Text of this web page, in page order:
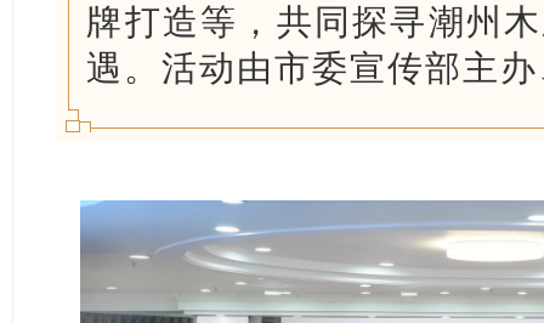
牌打造等，共同探寻潮州
遇。活动由市委宣传部主